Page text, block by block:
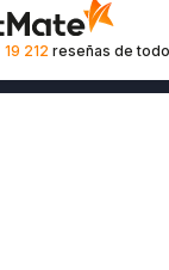
19 212 reseñasde